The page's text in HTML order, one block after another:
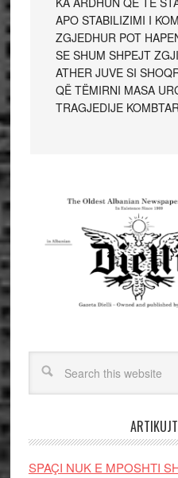
APO STABILIZIMI I
ZGJEDHUR POT
SE SHUM SHPEJT
ATHER JUVE SI
QË TËMIRNI MASA
TRAGJEDIJE
SPAÇI NUK E MPOSHTI